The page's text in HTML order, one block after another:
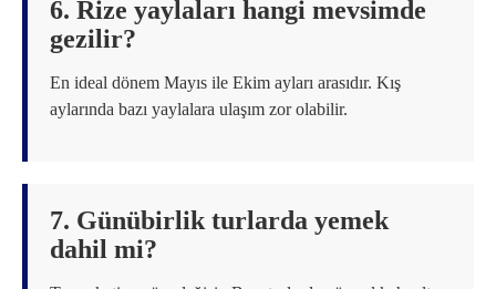
6. Rize yaylaları hangi mevsimde
gezilir?
En ideal dönem Mayıs ile Ekim ayları arasıdır. Kış
aylarında bazı yaylalara ulaşım zor olabilir.
7. Günübirlik turlarda yemek
dahil mi?